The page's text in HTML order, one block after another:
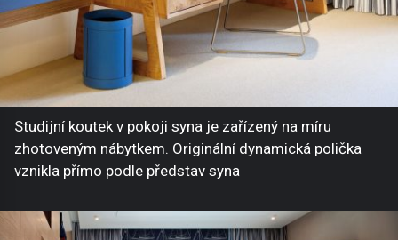
Studijní koutek v pokoji syna je zařízený na míru
zhotoveným nábytkem. Originální dynamická polička
vznikla přímo podle představ syna